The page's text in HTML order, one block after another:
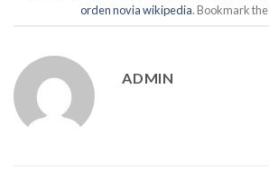
orden novia wikipedia. Bookmark the
ADMIN